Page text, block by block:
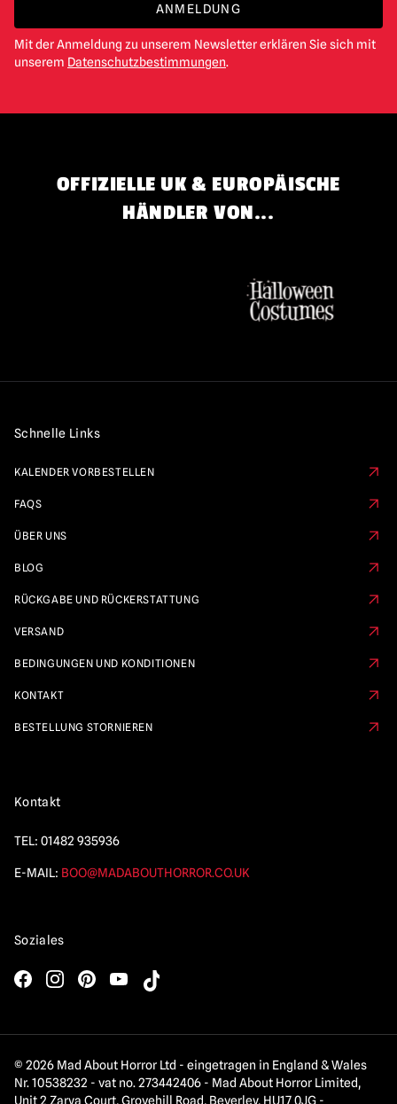
ANMELDUNG
Mit der Anmeldung zu unserem Newsletter erklären Sie sich mit
unserem Datenschutzbestimmungen.
OFFIZIELLE UK & EUROPÄISCHE
HÄNDLER VON...
Schnelle Links
KALENDER VORBESTELLEN
FAQS
ÜBER UNS
BLOG
RÜCKGABE UND RÜCKERSTATTUNG
VERSAND
BEDINGUNGEN UND KONDITIONEN
KONTAKT
BESTELLUNG STORNIEREN
Kontakt
TEL: 01482 935936
E-MAIL: BOO@MADABOUTHORROR.CO.UK
Soziales
© 2026 Mad About Horror Ltd - eingetragen in England & Wales
Nr. 10538232 - vat no. 273442406 - Mad About Horror Limited,
Unit 2 Zarya Court, Grovehill Road, Beverley, HU17 0JG -